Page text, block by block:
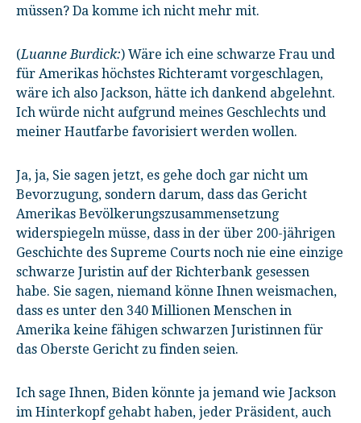
müssen? Da komme ich nicht mehr mit.
(Luanne Burdick:) Wäre ich eine schwarze Frau und
für Amerikas höchstes Richteramt vorgeschlagen,
wäre ich also Jackson, hätte ich dankend abgelehnt.
Ich würde nicht aufgrund meines Geschlechts und
meiner Hautfarbe favorisiert werden wollen.
Ja, ja, Sie sagen jetzt, es gehe doch gar nicht um
Bevorzugung, sondern darum, dass das Gericht
Amerikas Bevölkerungszusammensetzung
widerspiegeln müsse, dass in der über 200-jährigen
Geschichte des Supreme Courts noch nie eine einzige
schwarze Juristin auf der Richterbank gesessen
habe. Sie sagen, niemand könne Ihnen weismachen,
dass es unter den 340 Millionen Menschen in
Amerika keine fähigen schwarzen Juristinnen für
das Oberste Gericht zu finden seien.
Ich sage Ihnen, Biden könnte ja jemand wie Jackson
im Hinterkopf gehabt haben, jeder Präsident, auch